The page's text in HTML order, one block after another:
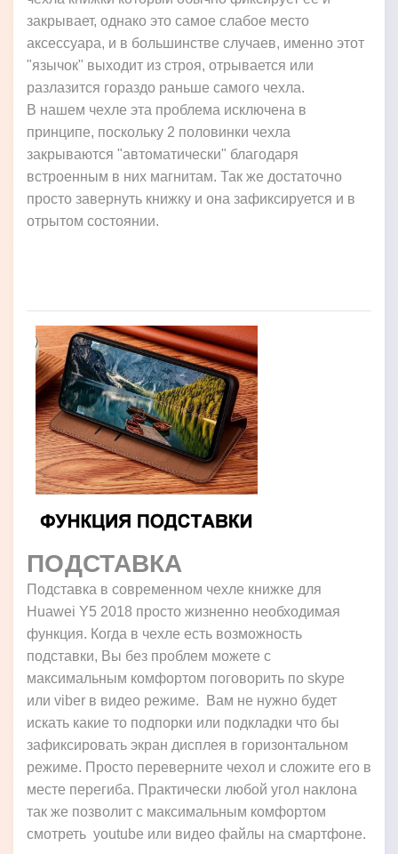
закрывает, однако это самое слабое место
аксессуара, и в большинстве случаев, именно этот
"язычок" выходит из строя, отрывается или
разлазится гораздо раньше самого чехла.
В нашем чехле эта проблема исключена в
принципе, поскольку 2 половинки чехла
закрываются "автоматически" благодаря
встроенным в них магнитам. Так же достаточно
просто завернуть книжку и она зафиксируется и в
отрытом состоянии.
ПОДСТАВКА
Подставка в современном чехле книжке для
Huawei Y5 2018 просто жизненно необходимая
функция. Когда в чехле есть возможность
подставки, Вы без проблем можете с
максимальным комфортом поговорить по skype
или viber в видео режиме. Вам не нужно будет
искать какие то подпорки или подкладки что бы
зафиксировать экран дисплея в горизонтальном
режиме. Просто переверните чехол и сложите его в
месте перегиба. Практически любой угол наклона
так же позволит с максимальным комфортом
смотреть youtube или видео файлы на смартфоне.